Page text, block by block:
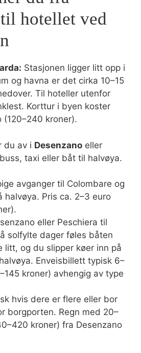
hotellet ved
Stasjonen ligger litt opp i
og havna er det cirka 10–15
Til hoteller utenfor
Korttur i byen koster
(120–240 kroner).
du av i Desenzano eller
taxi eller båt til halvøya.
avganger til Colombare og
halvøya. Pris ca. 2–3 euro
eller Peschiera til
solfylte dager føles båten
litt, og du slipper køer inn på
Enveisbillett typisk 6–
kroner) avhengig av type
hvis dere er flere eller bor
borgporten. Regn med 20–
kroner) fra Desenzano